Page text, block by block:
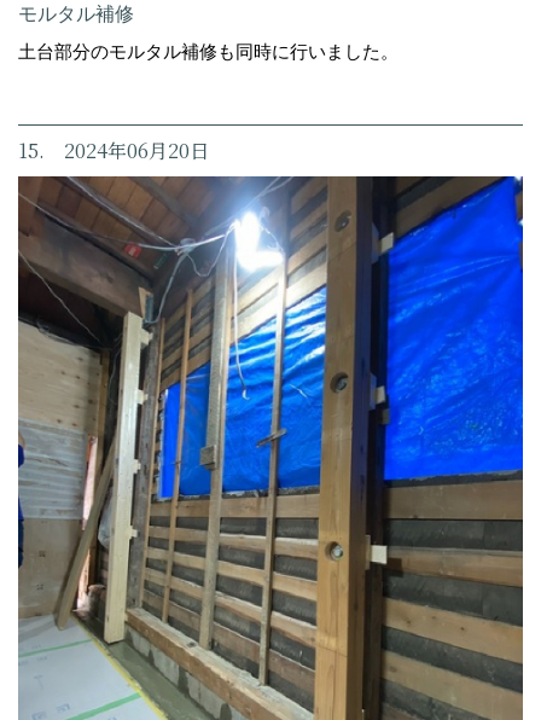
モルタル補修
土台部分のモルタル補修も同時に行いました。
15. 2024年06月20日